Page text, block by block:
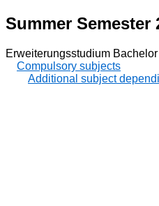
Summer Semester
Erweiterungsstudium
Compulsory subjects
Additional subject